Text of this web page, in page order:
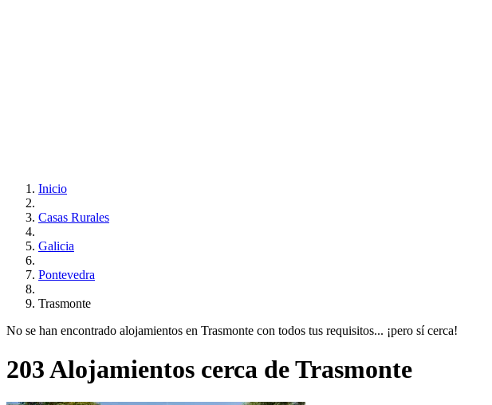
Inicio
Casas Rurales
Galicia
Pontevedra
Trasmonte
No se han encontrado alojamientos en Trasmonte con todos tus requisitos... ¡pero sí cerca!
203 Alojamientos cerca de Trasmonte